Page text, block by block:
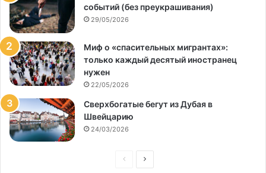
событий (без преукрашивания)
29/05/2026
Миф о «спасительных мигрантах»:
только каждый десятый иностранец
нужен
22/05/2026
Сверхбогатые бегут из Дубая в
Швейцарию
24/03/2026
Предыдущая
Следующая